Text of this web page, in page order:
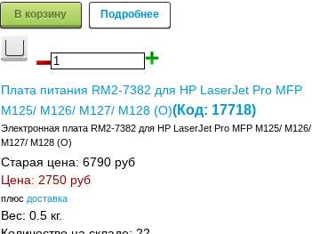
В корзину Подробнее
Плата питания RM2-7382 для HP LaserJet Pro MFP
M125/ M126/ M127/ M128 (О)(Код: 17718)
Электронная плата RM2-7382 для HP LaserJet Pro MFP M125/ M126/
M127/ M128 (О)
Старая цена: 6790 руб
Цена: 2750 руб
плюс доставка
Вес: 0.5 кг.